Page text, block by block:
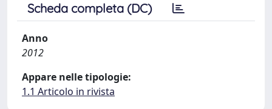
Scheda completa (DC)
Anno
2012
Appare nelle tipologie:
1.1 Articolo in rivista